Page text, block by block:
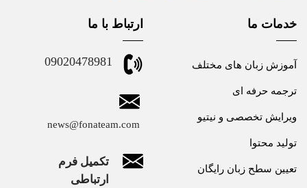
خدمات ما
آموزش زبان های مختلف
ترجمه حرفه ای
ویرایش تخصصی و نیتیو
تولید محتوا
تعیین سطح زبان رایگان
ارتباط با ما
09020478981
news@fonateam.com
تکمیل فرم
ارتباطی